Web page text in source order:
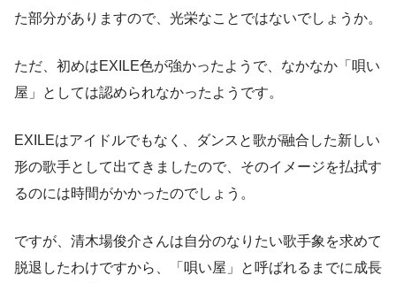
た部分がありますので、光栄なことではないでしょうか。
ただ、初めはEXILE色が強かったようで、なかなか「唄い
屋」としては認められなかったようです。
EXILEはアイドルでもなく、ダンスと歌が融合した新しい
形の歌手として出てきましたので、そのイメージを払拭す
るのには時間がかかったのでしょう。
ですが、清木場俊介さんは自分のなりたい歌手象を求めて
脱退したわけですから、「唄い屋」と呼ばれるまでに成長